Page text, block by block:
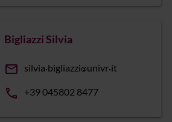
Bigliazzi Silvia
email silvia bigliazzi univr it
phone +39 045802 8477